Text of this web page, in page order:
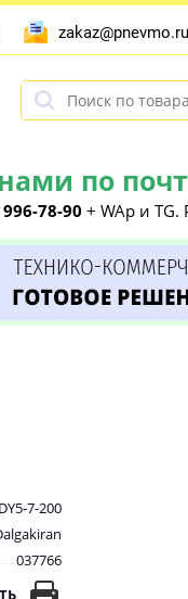
по
78-90 + WAp и TG.
zakaz@pnevmo.ru
7-200
037766